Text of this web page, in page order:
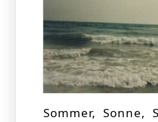
Sommer, Sonne,